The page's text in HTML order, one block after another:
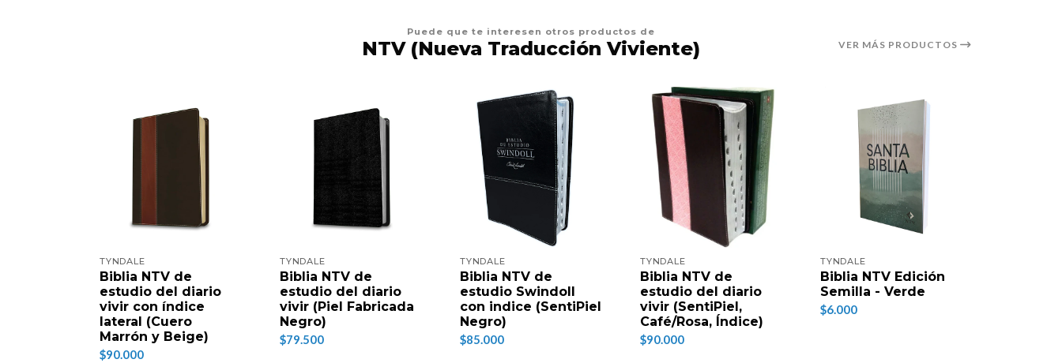
Puede que te interesen otros productos de
NTV (Nueva Traducción Viviente) VER MÁS PRODUCTOS
TYNDALE
Biblia NTV de
estudio del diario
vivir con índice
lateral (Cuero
Marrón y Beige)
$90.000
TYNDALE
Biblia NTV de
estudio del diario
vivir (Piel Fabricada
Negro)
$79.500
TYNDALE
Biblia NTV de
estudio Swindoll
con indice (SentiPiel
Negro)
$85.000
TYNDALE
Biblia NTV de
estudio del diario
vivir (SentiPiel,
Café/Rosa, Índice)
$90.000
TYNDALE
Biblia NTV Edición
Semilla - Verde
$6.000